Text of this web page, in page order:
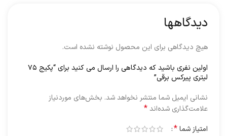
دیدگاهها
هیچ دیدگاهی برای این محصول نوشته نشده است.
اولین نفری باشید که دیدگاهی را ارسال می کنید برای “پکیج ۷۵
لیتری پیرکس برقی”
نشانی ایمیل شما منتشر نخواهد شد. بخش‌های موردنیاز
علامت‌گذاری شده‌اند*
امتیاز شما*